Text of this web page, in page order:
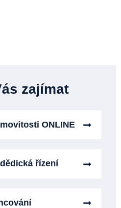
zajímat
ONLINE
řízení